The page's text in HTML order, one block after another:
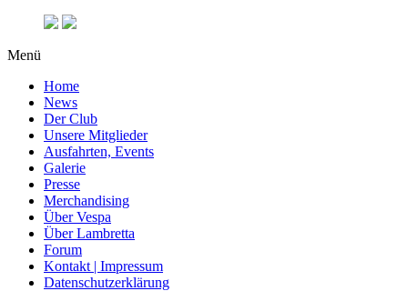
Menü
Home
News
Der Club
Unsere Mitglieder
Ausfahrten, Events
Galerie
Presse
Merchandising
Über Vespa
Über Lambretta
Forum
Kontakt | Impressum
Datenschutzerklärung